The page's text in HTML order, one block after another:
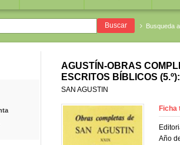
Busqueda
AGUSTÍN-OBRAS
ESCRITOS BÍBLICOS
SAN AGUSTIN
Ficha
Año